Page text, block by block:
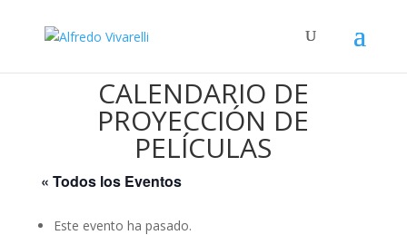
CALENDARIO DE
PROYECCIÓN DE
PELÍCULAS
« Todos los Eventos
Este evento ha pasado.